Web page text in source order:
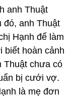
anh Thuật
đó, anh Thuật
Hạnh để làm
biết hoàn cảnh
Thuật chưa có
bị cưới vợ.
là mẹ đơn